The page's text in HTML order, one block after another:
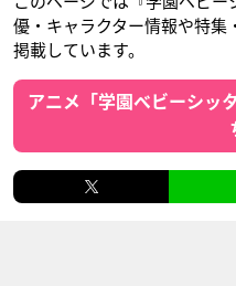
優・キャラクター情報や特集
掲載しています。
アニメ「学園ベビーシッ